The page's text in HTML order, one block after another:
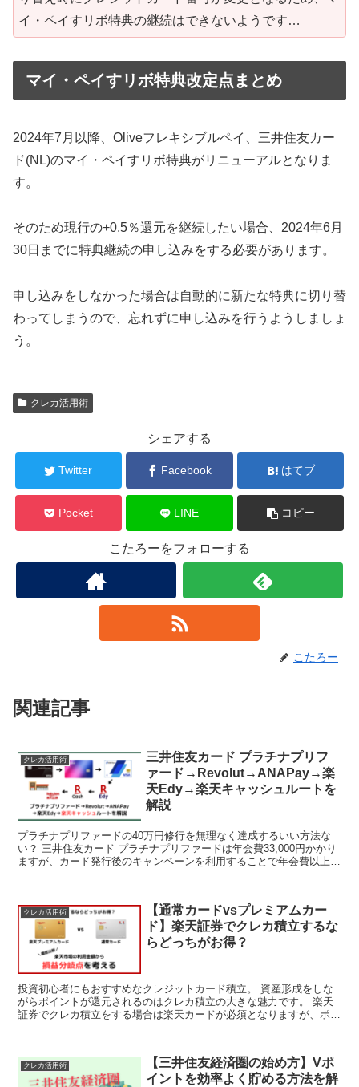
イ・ペイすリボ特典の継続はできないようです…
マイ・ペイすリボ特典改定点まとめ
2024年7月以降、Oliveフレキシブルペイ、三井住友カー
ド(NL)のマイ・ペイすリボ特典がリニューアルとなりま
す。
そのため現行の+0.5％還元を継続したい場合、2024年6月
30日までに特典継続の申し込みをする必要があります。
申し込みをしなかった場合は自動的に新たな特典に切り替
わってしまうので、忘れずに申し込みを行うようしましょ
う。
クレカ活用術
シェアする
Twitter Facebook はてブ
Pocket LINE コピー
こたろーをフォローする
こたろー
関連記事
クレカ活用術
三井住友カード プラチナプリフ
ァード→Revolut→ANAPay→楽
天Edy→楽天キャッシュルートを
解説
プラチナプリファードの40万円修行を無理なく達成するいい方法な
い？ 三井住友カード プラチナプリファードは年会費33,000円かかり
ますが、カード発行後のキャンペーンを利用することで年会費以上の
クレカ活用術
【通常カードvsプレミアムカー
ド】楽天証券でクレカ積立するな
らどっちがお得？
投資初心者にもおすすめなクレジットカード積立。 資産形成をしな
がらポイントが還元されるのはクレカ積立の大きな魅力です。 楽天
証券でクレカ積立をする場合は楽天カードが必須となりますが、ポイ
クレカ活用術
【三井住友経済圏の始め方】Vポ
イントを効率よく貯める方法を解